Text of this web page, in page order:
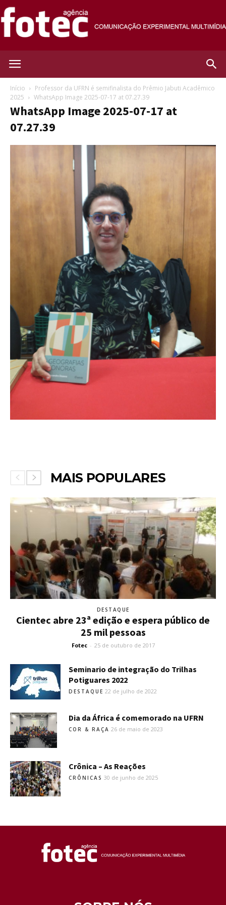
Fotec
Início
Professor da UFRN é semifinalista do Prêmio Jabuti Acadêmico
2025
WhatsApp Image 2025-07-17 at 07.27.39
WhatsApp Image 2025-07-17 at
07.27.39
MAIS POPULARES
DESTAQUE
Cientec abre 23ª edição e espera público de
25 mil pessoas
Fotec - 25 de outubro de 2017
Seminario de integração do Trilhas
Potiguares 2022
DESTAQUE 22 de julho de 2022
Dia da África é comemorado na UFRN
COR & RAÇA 26 de maio de 2023
Crônica – As Reações
CRÔNICAS 30 de junho de 2025